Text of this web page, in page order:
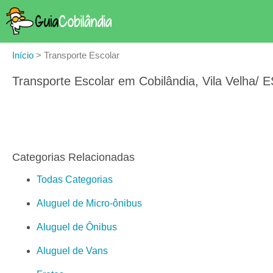
Início > Transporte Escolar
Transporte Escolar em Cobilândia, Vila Velha/
Categorias Relacionadas
Todas Categorias
Aluguel de Micro-ônibus
Aluguel de Ônibus
Aluguel de Vans